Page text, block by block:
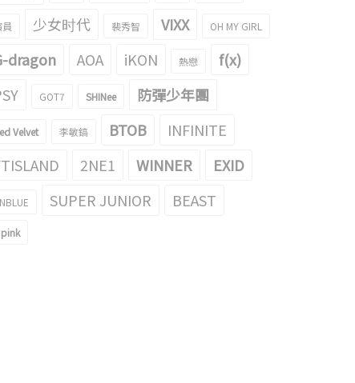
員 少女时代 裴秀智 VIXX OH MY GIRL
dragon AOA iKON 熱戀
f(x)
GOT7 SHINee 防彈少年團
Velvet 李敏鎬 BTOB
INFINITE
2NE1 WINNER EXID
SUPER JUNIOR BEAST